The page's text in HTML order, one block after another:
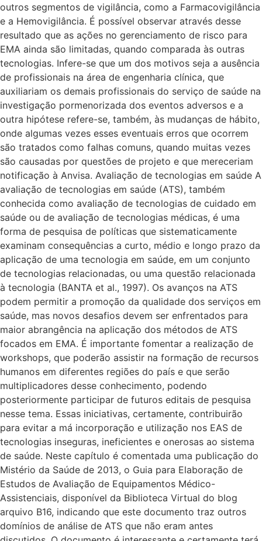
outros segmentos de vigilância, como a Farmacovigilância
e a Hemovigilância. É possível observar através desse
resultado que as ações no gerenciamento de risco para
EMA ainda são limitadas, quando comparada às outras
tecnologias. Infere-se que um dos motivos seja a ausência
de profissionais na área de engenharia clínica, que
auxiliariam os demais profissionais do serviço de saúde na
investigação pormenorizada dos eventos adversos e a
outra hipótese refere-se, também, às mudanças de hábito,
onde algumas vezes esses eventuais erros que ocorrem
são tratados como falhas comuns, quando muitas vezes
são causadas por questões de projeto e que mereceriam
notificação à Anvisa. Avaliação de tecnologias em saúde A
avaliação de tecnologias em saúde (ATS), também
conhecida como avaliação de tecnologias de cuidado em
saúde ou de avaliação de tecnologias médicas, é uma
forma de pesquisa de políticas que sistematicamente
examinam consequências a curto, médio e longo prazo da
aplicação de uma tecnologia em saúde, em um conjunto
de tecnologias relacionadas, ou uma questão relacionada
à tecnologia (BANTA et al., 1997). Os avanços na ATS
podem permitir a promoção da qualidade dos serviços em
saúde, mas novos desafios devem ser enfrentados para
maior abrangência na aplicação dos métodos de ATS
focados em EMA. É importante fomentar a realização de
workshops, que poderão assistir na formação de recursos
humanos em diferentes regiões do país e que serão
multiplicadores desse conhecimento, podendo
posteriormente participar de futuros editais de pesquisa
nesse tema. Essas iniciativas, certamente, contribuirão
para evitar a má incorporação e utilização nos EAS de
tecnologias inseguras, ineficientes e onerosas ao sistema
de saúde. Neste capítulo é comentada uma publicação do
Mistério da Saúde de 2013, o Guia para Elaboração de
Estudos de Avaliação de Equipamentos Médico-
Assistenciais, disponível da Biblioteca Virtual do blog
arquivo B16, indicando que este documento traz outros
domínios de análise de ATS que não eram antes